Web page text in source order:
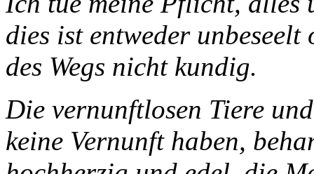
dies ist entweder
des Wegs nicht kundig.
Die vernunftlosen Tiere
keine Vernunft haben,